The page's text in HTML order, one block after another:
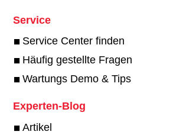
Service
Service Center finden
Häufig gestellte Fragen
Wartungs Demo & Tips
Experten-Blog
Artikel